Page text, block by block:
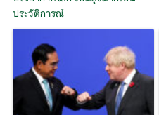
ประวัติการณ์